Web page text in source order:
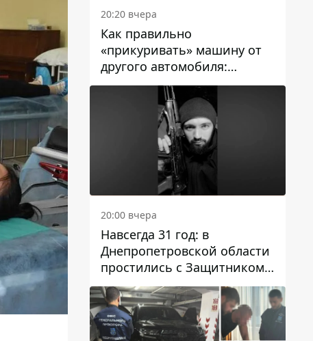
20:20 вчера
Как правильно
«прикуривать» машину от
другого автомобиля:
инструкция для водителей
20:00 вчера
Навсегда 31 год: в
Днепропетровской области
простились с Защитником
Александром Репиным